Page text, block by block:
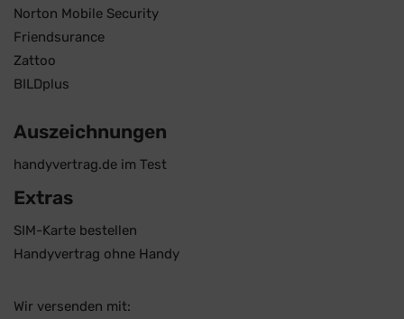
Norton Mobile Security
Friendsurance
Zattoo
BILDplus
Auszeichnungen
handyvertrag.de im Test
Extras
SIM-Karte bestellen
Handyvertrag ohne Handy
Wir versenden mit: